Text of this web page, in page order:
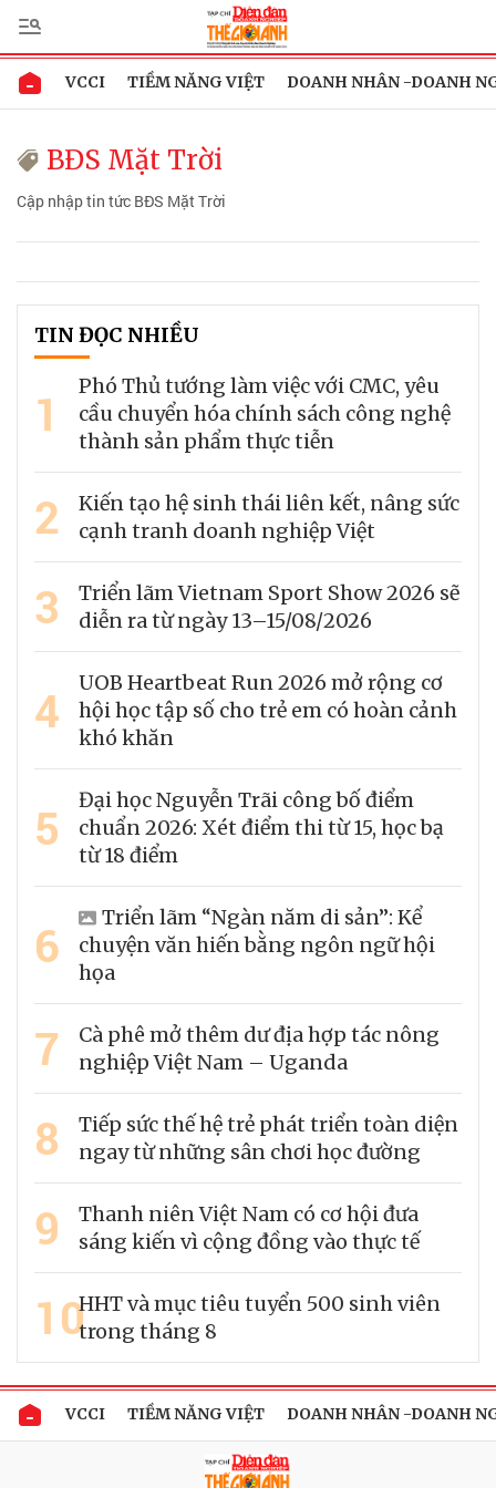
VCCI TIỀM NĂNG VIỆT DOANH NHÂN -DOANH
BĐS Mặt Trời
Cập nhập tin tức BĐS Mặt Trời
TIN ĐỌC NHIỀU
1
Phó Thủ tướng làm việc với CMC, yêu
cầu chuyển hóa chính sách công nghệ
thành sản phẩm thực tiễn
2
Kiến tạo hệ sinh thái liên kết, nâng sức
cạnh tranh doanh nghiệp Việt
3
Triển lãm Vietnam Sport Show 2026 sẽ
diễn ra từ ngày 13–15/08/2026
4
UOB Heartbeat Run 2026 mở rộng cơ
hội học tập số cho trẻ em có hoàn cảnh
khó khăn
5
Đại học Nguyễn Trãi công bố điểm
chuẩn 2026: Xét điểm thi từ 15, học bạ
từ 18 điểm
6
Triển lãm “Ngàn năm di sản”: Kể
chuyện văn hiến bằng ngôn ngữ hội
họa
7
Cà phê mở thêm dư địa hợp tác nông
nghiệp Việt Nam – Uganda
8
Tiếp sức thế hệ trẻ phát triển toàn diện
ngay từ những sân chơi học đường
9
Thanh niên Việt Nam có cơ hội đưa
sáng kiến vì cộng đồng vào thực tế
10HHT và mục tiêu tuyển 500 sinh viên
trong tháng 8
VCCI TIỀM NĂNG VIỆT DOANH NHÂN -DOANH